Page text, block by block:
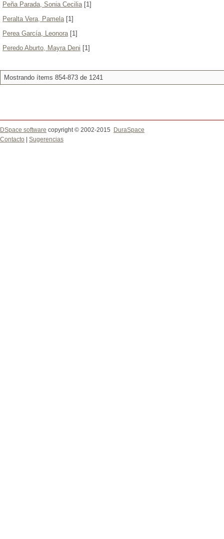
Peña Parada, Sonia Cecilia[1]
Peralta Vera, Pamela[1]
Perea García, Leonora[1]
Peredo Aburto, Mayra Deni [1]
Mostrando ítems 854-873 de 1241
DSpace software copyright © 2002-2015
DuraSpace
Contacto
Sugerencias